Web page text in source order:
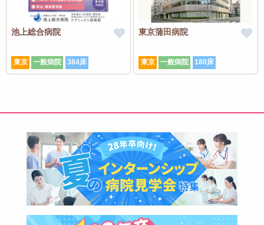
池上総合病院
東京 一般病院 384床
東京蒲田病院
東京 一般病院 180床